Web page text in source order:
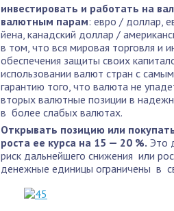
инвестировать и работать на
валютным парам: евро / доллар,
йена, канадский доллар /
в том, что вся мировая торговля и
обеспечения защиты своих
использовании валют стран с
гарантию того, что валюта не
вторых валютные позиции в
в более слабых валютах.
Открывать позицию или
роста ее курса на 15 — 20 %. Это
риск дальнейшего снижения или
денежные единицы ограничены в